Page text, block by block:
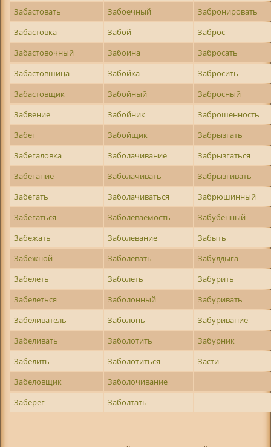
Забастовать
Забоечный
Забронировать
Забастовка
Забой
Заброс
Забастовочный
Забоина
Забросать
Забастовшица
Забойка
Забросить
Забастовщик
Забойный
Забросный
Забвение
Забойник
Заброшенность
Забег
Забойщик
Забрызгать
Забегаловка
Заболачивание
Забрызгаться
Забегание
Заболачивать
Забрызгивать
Забегать
Заболачиваться
Забрюшинный
Забегаться
Заболеваемость
Забубенный
Забежать
Заболевание
Забыть
Забежной
Заболевать
Забулдыга
Забелеть
Заболеть
Забурить
Забелеться
Заболонный
Забуривать
Забеливатель
Заболонь
Забуривание
Забеливать
Заболотить
Забурник
Забелить
Заболотиться
Засти
Забеловщик
Заболочивание
Заберег
Заболтать